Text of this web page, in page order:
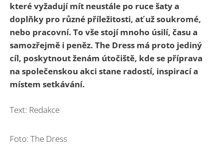
které vyžadují mít neustále po ruce šaty a
doplňky pro různé příležitosti, ať už soukromé,
nebo pracovní. To vše stojí mnoho úsilí, času a
samozřejmě i peněz. The Dress má proto jediný
cíl, poskytnout ženám útočiště, kde se příprava
na společenskou akci stane radostí, inspirací a
místem setkávání.
Text: Redakce
Foto: The Dress